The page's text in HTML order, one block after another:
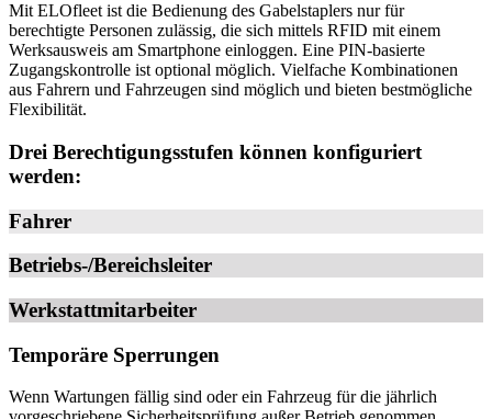
Mit ELOfleet ist die Bedienung des Gabelstaplers nur für
berechtigte Personen zulässig, die sich mittels RFID mit einem
Werksausweis am Smartphone einloggen. Eine PIN-basierte
Zugangskontrolle ist optional möglich. Vielfache Kombinationen
aus Fahrern und Fahrzeugen sind möglich und bieten bestmögliche
Flexibilität.
Drei Berechtigungsstufen können konfiguriert
werden:
Fahrer
Betriebs-/Bereichsleiter
Werkstattmitarbeiter
Temporäre Sperrungen
Wenn Wartungen fällig sind oder ein Fahrzeug für die jährlich